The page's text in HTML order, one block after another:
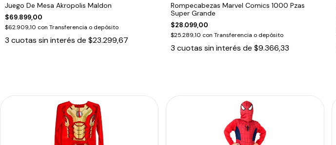
Juego De Mesa Akropolis Maldon
$69.899,00
$62.909,10 con Transferencia o depósito
3 cuotas sin interés de $23.299,67
Rompecabezas Marvel Comics 1000 Pzas
Super Grande
$28.099,00
$25.289,10 con Transferencia o depósito
3 cuotas sin interés de $9.366,33